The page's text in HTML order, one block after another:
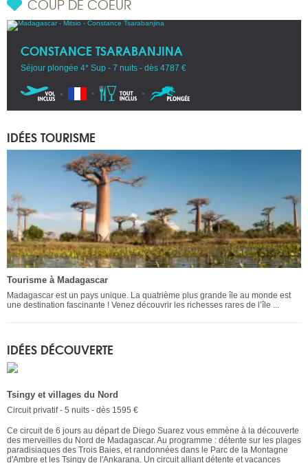
COUP DE COEUR
CONSTANCE TSARABANJINA
Séjour plongée 4* Sup - 7 nuits - dès 4787 €
IDÉES TOURISME
Tourisme à Madagascar
Madagascar est un pays unique. La quatrième plus grande île au monde est
une destination fascinante ! Venez découvrir les richesses rares de l’île ...
IDÉES DÉCOUVERTE
Tsingy et villages du Nord
Circuit privatif - 5 nuits - dès 1595 €
Ce circuit de 6 jours au départ de Diego Suarez vous emmène à la découverte
des merveilles du Nord de Madagascar. Au programme : détente sur les plages
paradisiaques des Trois Baies, et randonnées dans le Parc de la Montagne
d'Ambre et les Tsingy de l'Ankarana. Un circuit alliant détente et vacances